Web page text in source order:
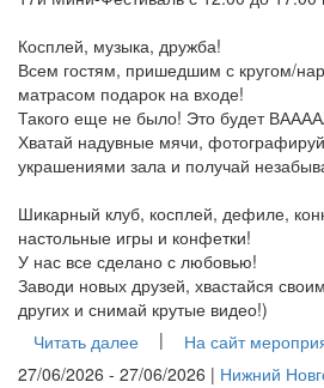
Косплей, музыка, дружба!
Всем гостям, пришедшим с кругом/
матрасом подарок на входе!
Такого еще не было! Это будет
Хватай надувные мячи,
украшениями зала и получай
Шикарный клуб, косплей, дефиле,
настольные игры и конфетки!
У нас все сделано с любовью!
Заводи новых друзей, хвастайся
других и снимай крутые видео!)
Читать далее
|
На сайт
27/06/2026 - 27/06/2026 | Нижний